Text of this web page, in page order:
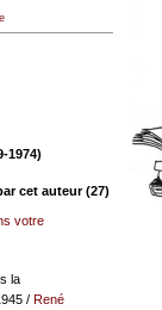
1974)
cet auteur (27)
votre
la
/ René